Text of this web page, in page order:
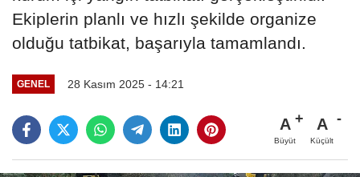
Ekiplerin planlı ve hızlı şekilde organize
olduğu tatbikat, başarıyla tamamlandı.
GENEL 28 Kasım 2025 - 14:21
A
Büyüt
A
Küçült